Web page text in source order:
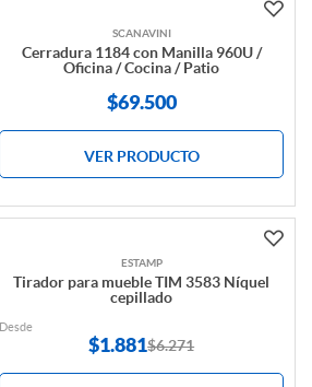
SCANAVINI
Cerradura 1184 con Manilla 960U /
Oficina / Cocina / Patio
$69.500
VER PRODUCTO
ESTAMP
Tirador para mueble TIM 3583 Níquel
cepillado
Desde
$1.881$6.271